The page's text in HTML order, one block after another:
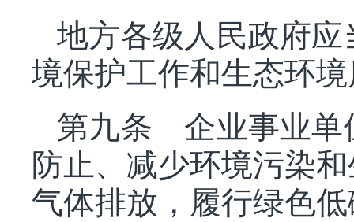
地方各级人民政府
境保护工作和生态环
第九条 企业事业单
防止、减少环境污染
气体排放，履行绿色